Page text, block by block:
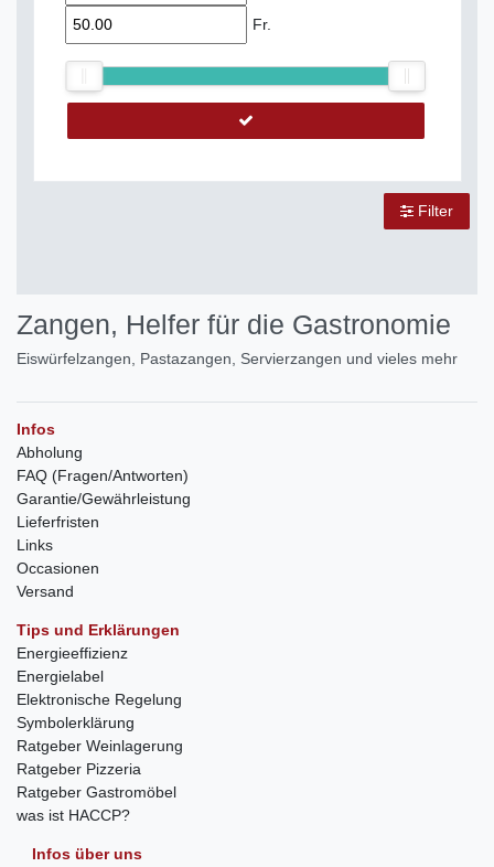
Fr.
Filter
Zangen, Helfer für die Gastronomie
Eiswürfelzangen, Pastazangen, Servierzangen und vieles mehr
Infos
Abholung
FAQ (Fragen/Antworten)
Garantie/Gewährleistung
Lieferfristen
Links
Occasionen
Versand
Tips und Erklärungen
Energieeffizienz
Energielabel
Elektronische Regelung
Symbolerklärung
Ratgeber Weinlagerung
Ratgeber Pizzeria
Ratgeber Gastromöbel
was ist HACCP?
Infos über uns